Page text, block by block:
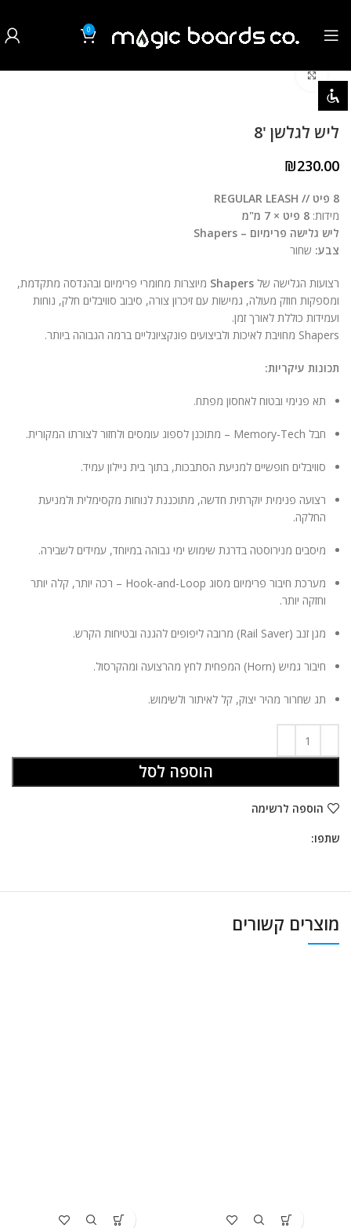
סמן כותרות
settings צבע רקע
zoom_out זום (הקטנה)
zoom_in זום (הגדלה)
add_circle_outline הגדלת גופן
spellcheck גופן קריא
ניגודיות כהה
הוסף קו תחתון לקישורים
font_download סמן קישורים
לאפס
האפשרויות
cached
0
לחצו להגדלה
ליש לגלשן '8
₪230.00
8 פיט // REGULAR LEASH
מידות: 8 פיט × 7 מ"מ
ליש גלישה פרימיום – Shapers
צבע: שחור
רצועות הגלישה של Shapers מיוצרות מחומרי פרימיום ובהנדסה מתקדמת,
ומספקות חוזק מעולה, גמישות עם זיכרון צורה, סיבוב סוויבלים חלק, נוחות
ועמידות כוללת לאורך זמן.
Shapers מחויבת לאיכות ולביצועים פונקציונליים ברמה הגבוהה ביותר.
תכונות עיקריות:
תא פנימי ובטוח לאחסון מפתח.
חבל Memory-Tech – מתוכנן לספוג עומסים ולחזור לצורתו המקורית.
סוויבלים חופשיים למניעת הסתבכות, בתוך בית ניילון עמיד.
רצועה פנימית יוקרתית חדשה, מתוכננת לנוחות מקסימלית ולמניעת
החלקה.
מיסבים מנירוסטה בדרגת שימוש ימי גבוהה במיוחד, עמידים לשבירה.
מערכת חיבור פרימיום מסוג Hook-and-Loop – רכה יותר, קלה יותר
וחזקה יותר.
מגן זנב (Rail Saver) מרובה ליפופים להגנה ובטיחות הקרש.
חיבור גמיש (Horn) המפחית לחץ מהרצועה ומהקרסול.
תג שחרור מהיר יצוק, קל לאיתור ולשימוש.
הוספה לסל
הוספה לרשימה
שתפו:
מוצרים קשורים